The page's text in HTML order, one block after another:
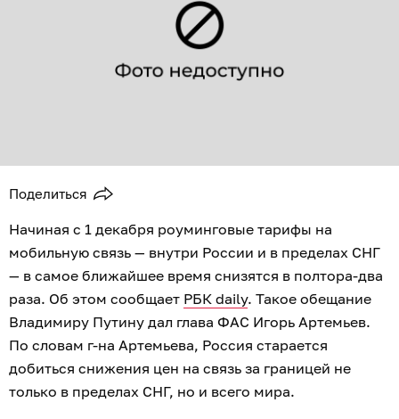
Поделиться
Начиная с 1 декабря роуминговые тарифы на
мобильную связь — внутри России и в пределах СНГ
— в самое ближайшее время снизятся в полтора-два
раза. Об этом сообщает РБК daily. Такое обещание
Владимиру Путину дал глава ФАС Игорь Артемьев.
По словам г-на Артемьева, Россия старается
добиться снижения цен на связь за границей не
только в пределах СНГ, но и всего мира.